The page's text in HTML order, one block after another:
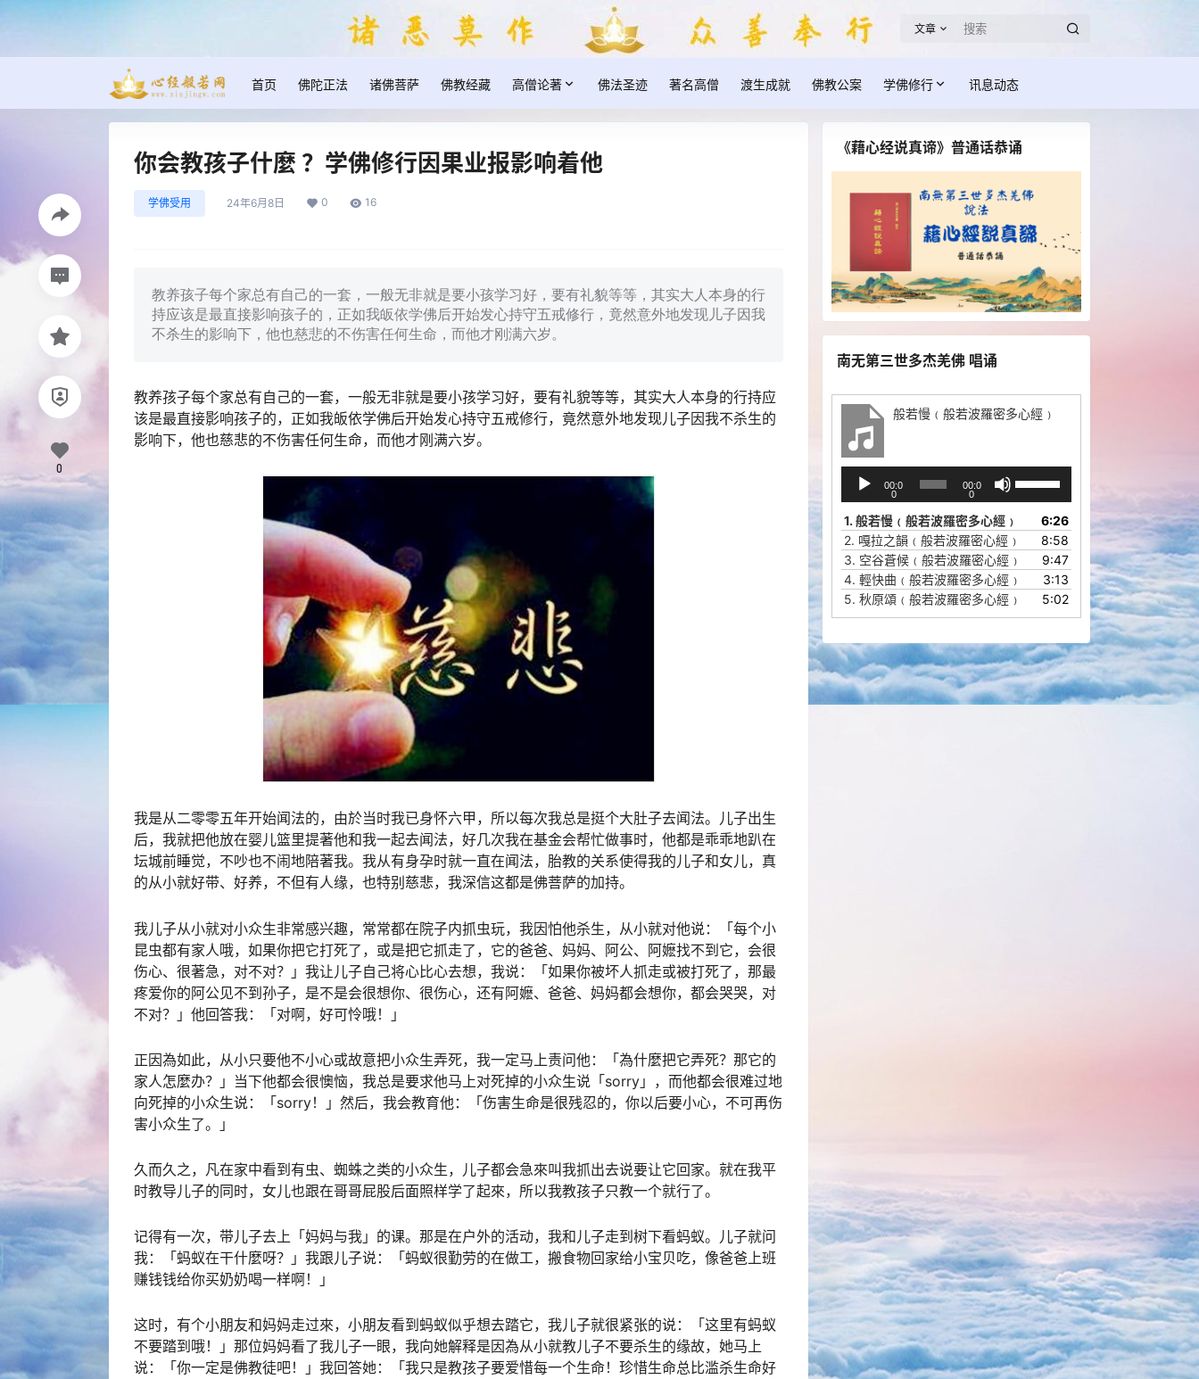
文章
首页 佛陀正法 诸佛菩萨 佛教经藏 高僧论著 佛法圣迹 著名高僧 渡生成就 佛教公案 学佛修行 讯息动态
你会教孩子什麼 ？学佛修行因果业报影响着他
学佛受用 24年6月8日 0 16
教养孩子每个家总有自己的一套，一般无非就是要小孩学习好，要有礼貌等等，其实大人本身的行
持应该是最直接影响孩子的，正如我皈依学佛后开始发心持守五戒修行，竟然意外地发现儿子因我
不杀生的影响下，他也慈悲的不伤害任何生命，而他才刚满六岁。
教养孩子每个家总有自己的一套，一般无非就是要小孩学习好，要有礼貌等等，其实大人本身的行持应
该是最直接影响孩子的，正如我皈依学佛后开始发心持守五戒修行，竟然意外地发现儿子因我不杀生的
影响下，他也慈悲的不伤害任何生命，而他才刚满六岁。
我是从二零零五年开始闻法的，由於当时我已身怀六甲，所以每次我总是挺个大肚子去闻法。儿子出生
后，我就把他放在婴儿篮里提著他和我一起去闻法，好几次我在基金会帮忙做事时，他都是乖乖地趴在
坛城前睡觉，不吵也不闹地陪著我。我从有身孕时就一直在闻法，胎教的关系使得我的儿子和女儿，真
的从小就好带、好养，不但有人缘，也特别慈悲，我深信这都是佛菩萨的加持。
我儿子从小就对小众生非常感兴趣，常常都在院子内抓虫玩，我因怕他杀生，从小就对他说：「每个小
昆虫都有家人哦，如果你把它打死了，或是把它抓走了，它的爸爸、妈妈、阿公、阿嬷找不到它，会很
伤心、很著急，对不对？」我让儿子自己将心比心去想，我说：「如果你被坏人抓走或被打死了，那最
疼爱你的阿公见不到孙子，是不是会很想你、很伤心，还有阿嬷、爸爸、妈妈都会想你，都会哭哭，对
不对？」他回答我：「对啊，好可怜哦！」
正因為如此，从小只要他不小心或故意把小众生弄死，我一定马上责问他：「為什麼把它弄死？那它的
家人怎麼办？」当下他都会很懊恼，我总是要求他马上对死掉的小众生说「sorry」，而他都会很难过地
向死掉的小众生说：「sorry！」然后，我会教育他：「伤害生命是很残忍的，你以后要小心，不可再伤
害小众生了。」
久而久之，凡在家中看到有虫、蜘蛛之类的小众生，儿子都会急來叫我抓出去说要让它回家。就在我平
时教导儿子的同时，女儿也跟在哥哥屁股后面照样学了起來，所以我教孩子只教一个就行了。
记得有一次，带儿子去上「妈妈与我」的课。那是在户外的活动，我和儿子走到树下看蚂蚁。儿子就问
我：「蚂蚁在干什麼呀？」我跟儿子说：「蚂蚁很勤劳的在做工，搬食物回家给小宝贝吃，像爸爸上班
赚钱钱给你买奶奶喝一样啊！」
这时，有个小朋友和妈妈走过來，小朋友看到蚂蚁似乎想去踏它，我儿子就很紧张的说：「这里有蚂蚁
不要踏到哦！」那位妈妈看了我儿子一眼，我向她解释是因為从小就教儿子不要杀生的缘故，她马上
说：「你一定是佛教徒吧！」我回答她：「我只是教孩子要爱惜每一个生命！珍惜生命总比滥杀生命好
0
《藉心经说真谛》普通话恭诵
南无第三世多杰羌佛 唱诵
般若慢﹙般若波羅密多心經﹚
播
放
器
00:0
0
00:0
0
/
下
箭
头
键
增
高
或
降
1. 般若慢﹙般若波羅密多心經﹚
6:26
2. 嘎拉之韻﹙般若波羅密心經﹚
8:58
3. 空谷蒼候﹙般若波羅密心經﹚
9:47
4. 輕快曲﹙般若波羅密多心經﹚
3:13
5. 秋原頌﹙般若波羅密多心經﹚ 5:02